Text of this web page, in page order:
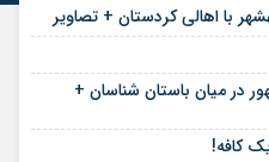
در میان باستان شناسان +
کافه!